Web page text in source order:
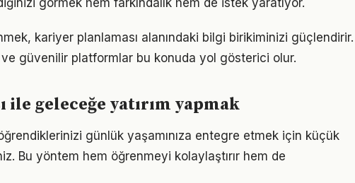
görmek hem farkındalık hem de istek yaratıyor.
kariyer planlaması alanındaki bilgi birikiminizi güçlendirir.
güvenilir platformlar bu konuda yol gösterici olur.
geleceğe yatırım yapmak
günlük yaşamınıza entegre etmek için küçük
Bu yöntem hem öğrenmeyi kolaylaştırır hem de